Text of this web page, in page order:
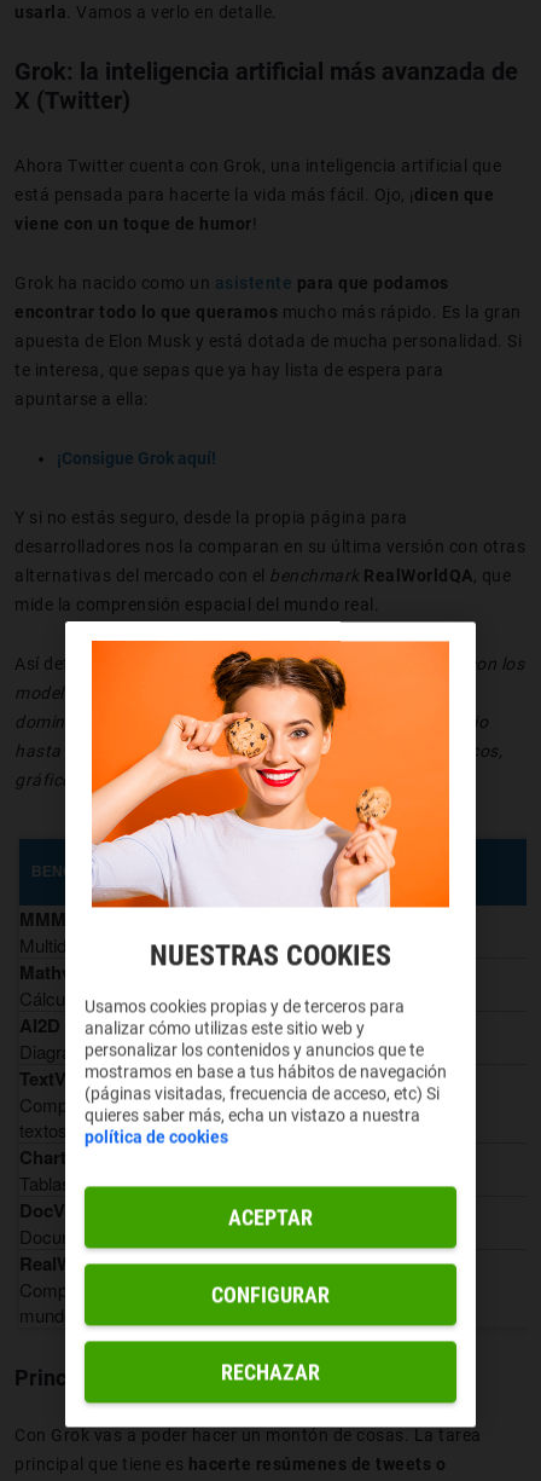
usarla . Vamos a verlo en detalle.
Grok: la inteligencia artificial más avanzada de
X (Twitter)
Ahora Twitter cuenta con Grok, una inteligencia artificial que
está pensada para hacerte la vida más fácil. Ojo, ¡dicen que
viene con un toque de humor!
Grok ha nacido como un asistente para que podamos
encontrar todo lo que queramos mucho más rápido. Es la gran
apuesta de Elon Musk y está dotada de mucha personalidad. Si
te interesa, que sepas que ya hay lista de espera para
apuntarse a ella:
¡Consigue Grok aquí!
Y si no estás seguro, desde la propia página para
desarrolladores nos la comparan en su última versión con otras
alternativas del mercado con el benchmark RealWorldQA , que
mide la comprensión espacial del mundo real.
Así definen sus posibilidades: "Grok-1.5V es competitivo con los
modelos multimodales de frontera existentes en varios
dominios, que van desde el razonamiento multidisciplinario
hasta la comprensión de documentos, diagramas científicos,
gráficos, capturas de pantalla y fotografías
BENCHMARK GROK-1.5V
MMMU
Multidisciplina
Mathvista
Cálculo
AI2D
Diagramas
88,3% 78,2%
TextVQA
Comprensión de
textos
78,1% 78,0%
ChartQA
Tablas
DocVQA
Documentos
85,6%%
RealWorldQA
Comprensión del
mundo
68,7%
Principales funciones de Grok
Con Grok vas a poder hacer un montón de cosas. La tarea
principal que tiene es hacerte resúmenes de tweets o
NUESTRAS COOKIES
Usamos cookies propias y de terceros para
analizar cómo utilizas este sitio web y
personalizar los contenidos y anuncios que te
mostramos en base a tus hábitos de navegación
(páginas visitadas, frecuencia de acceso, etc) Si
quieres saber más, echa un vistazo a nuestra
política de cookies
RECHAZAR
ACEPTAR
CONFIGURAR